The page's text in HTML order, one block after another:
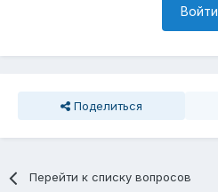
Войти
Поделиться
Перейти к списку вопросов